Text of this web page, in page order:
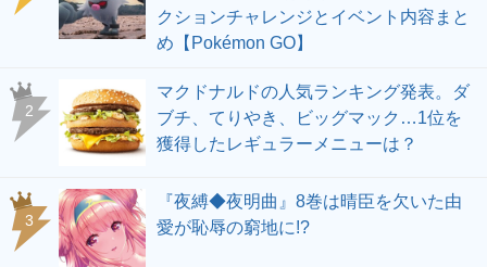
クションチャレンジとイベント内容まと
め【Pokémon GO】
マクドナルドの人気ランキング発表。ダ
ブチ、てりやき、ビッグマック…1位を
獲得したレギュラーメニューは？
『夜縛◆夜明曲』8巻は晴臣を欠いた由
愛が恥辱の窮地に!?